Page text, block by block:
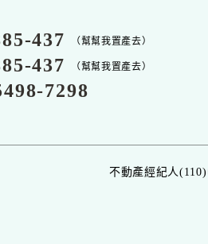
437
（幫幫我置產去）
437
（幫幫我置產去）
7298
不動產經紀人